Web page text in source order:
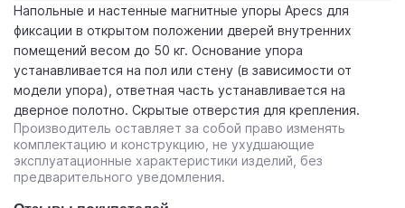
Напольные и настенные магнитные упоры Apecs для
фиксации в открытом положении дверей внутренних
помещений весом до 50 кг. Основание упора
устанавливается на пол или стену (в зависимости от
модели упора), ответная часть устанавливается на
дверное полотно. Скрытые отверстия для крепления.
Производитель оставляет за собой право изменять
комплектацию и конструкцию, не ухудшающие
эксплуатационные характеристики изделий, без
предварительного уведомления.